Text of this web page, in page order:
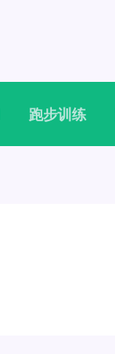
跑步训练